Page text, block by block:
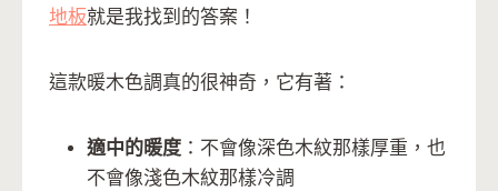
地板就是我找到的答案！
這款暖木色調真的很神奇，它有著：
適中的暖度 ：不會像深色木紋那樣厚重，也
不會像淺色木紋那樣冷調